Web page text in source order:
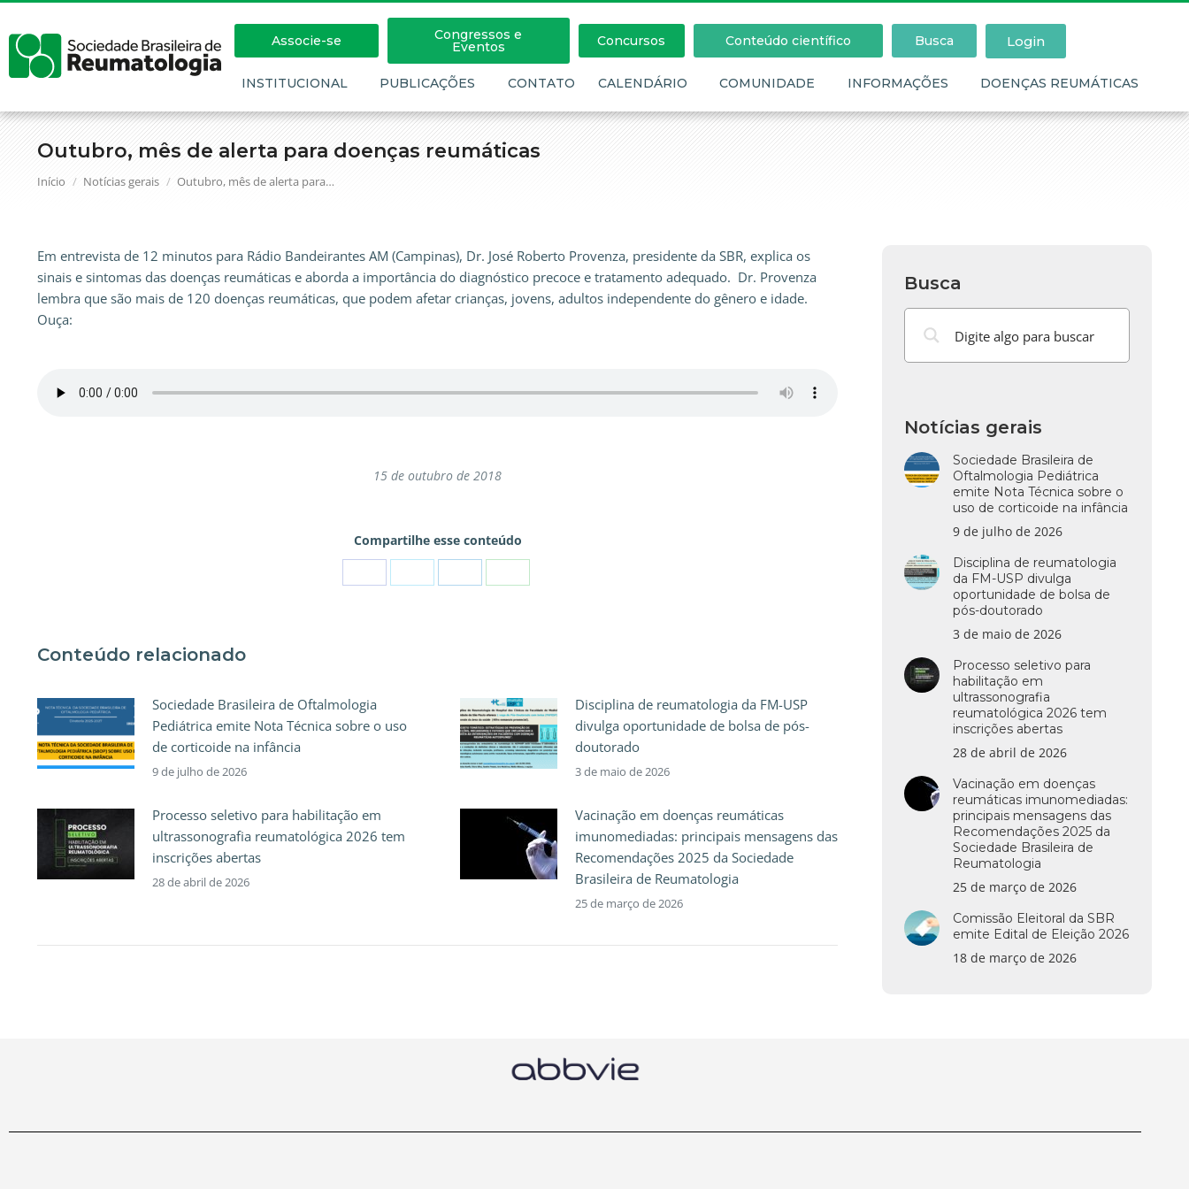
Outubro, mês de alerta para doenças reumáticas
Você está aqui:
Início Notícias gerais Outubro, mês de alerta para…
Associe-se Congressos e
Eventos Concursos Conteúdo científico Busca Login
INSTITUCIONAL PUBLICAÇÕES CONTATO CALENDÁRIO COMUNIDADE INFORMAÇÕES DOENÇAS REUMÁTICAS
Em entrevista de 12 minutos para Rádio Bandeirantes AM (Campinas), Dr. José Roberto Provenza, presidente da SBR, explica os
sinais e sintomas das doenças reumáticas e aborda a importância do diagnóstico precoce e tratamento adequado. Dr. Provenza
lembra que são mais de 120 doenças reumáticas, que podem afetar crianças, jovens, adultos independente do gênero e idade.
Ouça:
15 de outubro de 2018
Compartilhe esse conteúdo
Conteúdo relacionado
Sociedade Brasileira de Oftalmologia
Pediátrica emite Nota Técnica sobre o uso
de corticoide na infância
9 de julho de 2026
Disciplina de reumatologia da FM-USP
divulga oportunidade de bolsa de pós-
doutorado
3 de maio de 2026
Processo seletivo para habilitação em
ultrassonografia reumatológica 2026 tem
inscrições abertas
28 de abril de 2026
Vacinação em doenças reumáticas
imunomediadas: principais mensagens das
Recomendações 2025 da Sociedade
Brasileira de Reumatologia
25 de março de 2026
Busca
Notícias gerais
Sociedade Brasileira de
Oftalmologia Pediátrica
emite Nota Técnica sobre o
uso de corticoide na infância
9 de julho de 2026
Disciplina de reumatologia
da FM-USP divulga
oportunidade de bolsa de
pós-doutorado
3 de maio de 2026
Processo seletivo para
habilitação em
ultrassonografia
reumatológica 2026 tem
inscrições abertas
28 de abril de 2026
Vacinação em doenças
reumáticas imunomediadas:
principais mensagens das
Recomendações 2025 da
Sociedade Brasileira de
Reumatologia
25 de março de 2026
Comissão Eleitoral da SBR
emite Edital de Eleição 2026
18 de março de 2026